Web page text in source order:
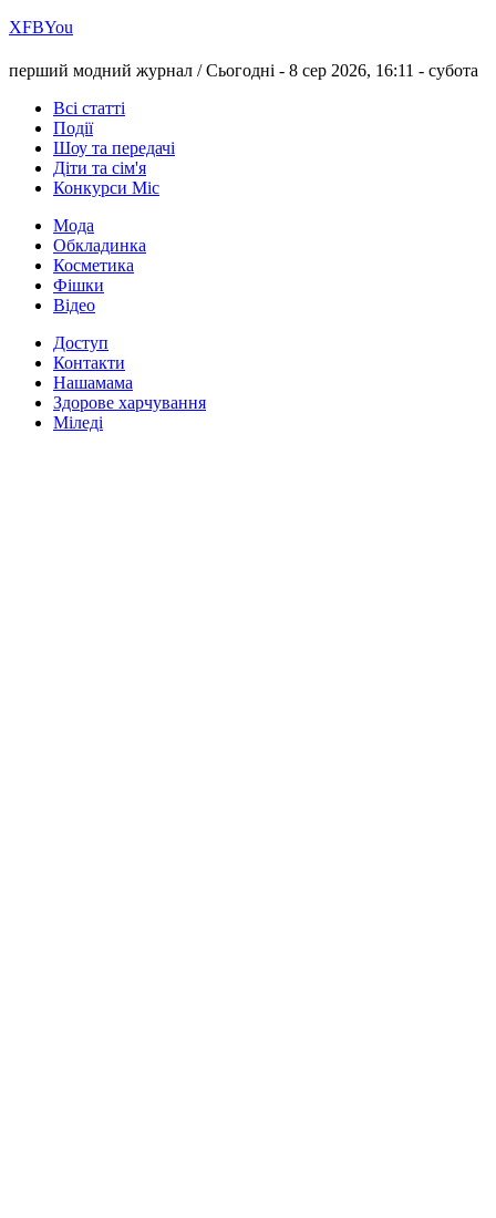
ХFBYou
перший модний журнал /Сьогодні - 8 сер 2026, 16:11 - субота
Всі статті
Події
Шоу та передачі
Діти та сім'я
Конкурси Міс
Мода
Обкладинка
Косметика
Фішки
Відео
Доступ
Контакти
Нашамама
Здорове харчування
Міледі